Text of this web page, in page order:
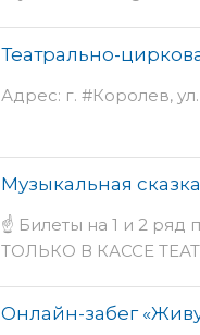
Театрально-
Адрес: г. #Королев,
Музыкальная
☝ Билеты на 1 и 2 ряд
ТОЛЬКО В КАССЕ
Онлайн-забег